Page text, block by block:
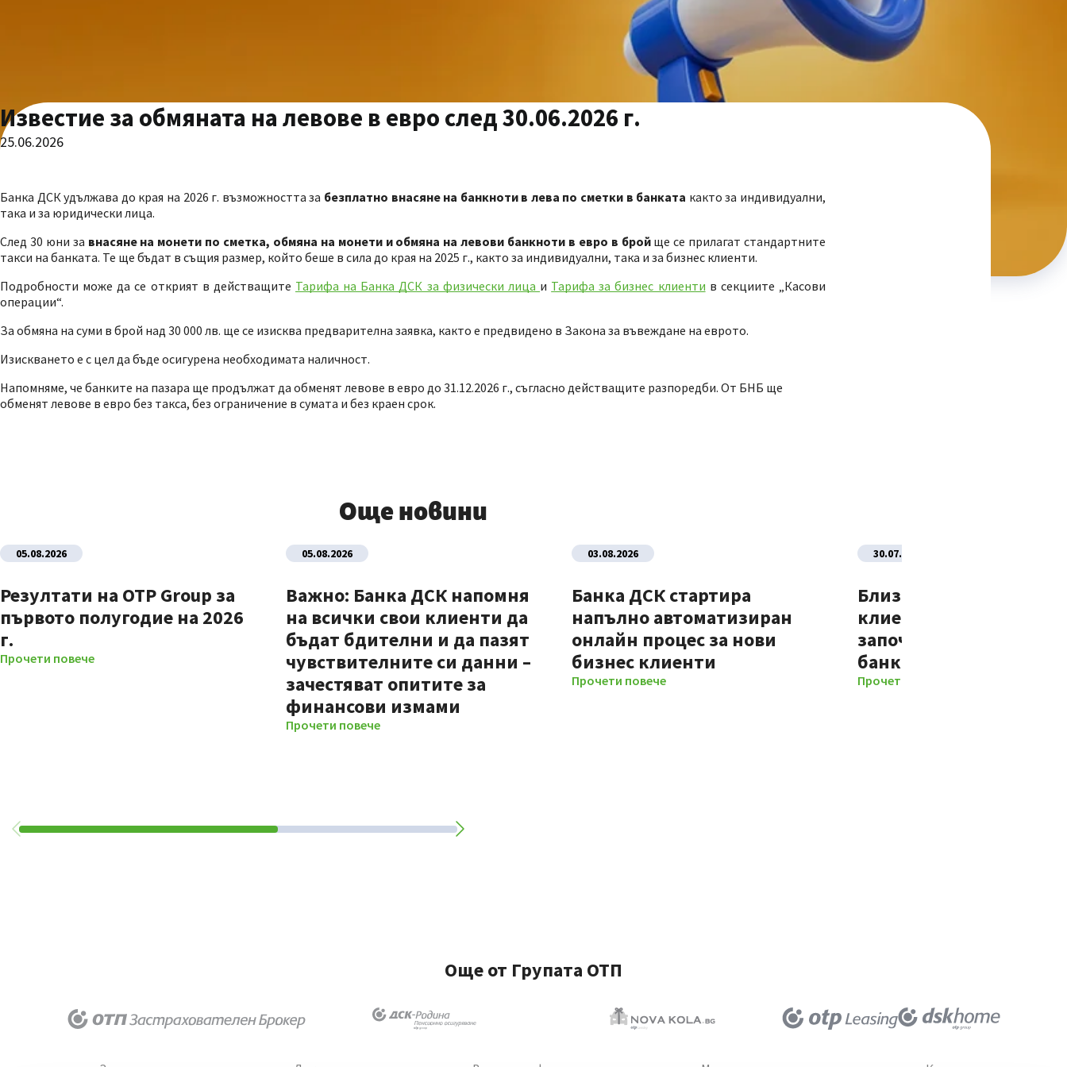
Известие за обмяната на левове в евро след 30.06.2026 г.
25.06.2026
Банка ДСК удължава до края на 2026 г. възможността за безплатно внасяне на банкноти в лева по сметки в банката както за индивидуални,
така и за юридически лица.
След 30 юни за внасяне на монети по сметка, обмяна на монети и обмяна на левови банкноти в евро в бройще се прилагат стандартните
такси на банката. Те ще бъдат в същия размер, който беше в сила до края на 2025 г., както за индивидуални, така и за бизнес клиенти.
Подробности може да се открият в действащите Тарифа на Банка ДСК за физически лица и Тарифа за бизнес клиенти в секциите „Касови
операции“.
За обмяна на суми в брой над 30 000 лв. ще се изисква предварителна заявка, както е предвидено в Закона за въвеждане на еврото.
Изискването е с цел да бъде осигурена необходимата наличност.
Напомняме, че банките на пазара ще продължат да обменят левове в евро до 31.12.2026 г., съгласно действащите разпоредби. От БНБ ще
обменят левове в евро без такса, без ограничение в сумата и без краен срок.
Още новини
05.08.2026
Резултати на OTP Group за
първото полугодие на 2026
г.
Прочети повече
05.08.2026
Важно: Банка ДСК напомня
на всички свои клиенти да
бъдат бдителни и да пазят
чувствителните си данни –
зачестяват опитите за
финансови измами
Прочети повече
03.08.2026
Банка ДСК стартира
напълно автоматизиран
онлайн процес за нови
бизнес клиенти
Прочети повече
30.07.2026
Близо 70% от новите
клиенти на Банка ДСК
започват отношенията
банката изцяло
Прочети повече
Още от Групата ОТП